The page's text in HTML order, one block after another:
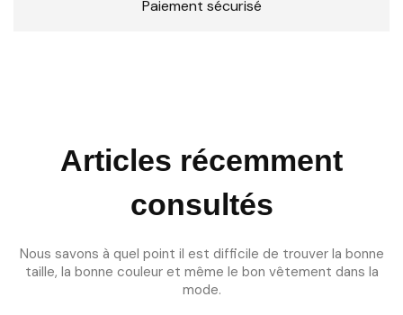
Paiement sécurisé
Articles récemment
consultés
Nous savons à quel point il est difficile de trouver la bonne
taille, la bonne couleur et même le bon vêtement dans la
mode.